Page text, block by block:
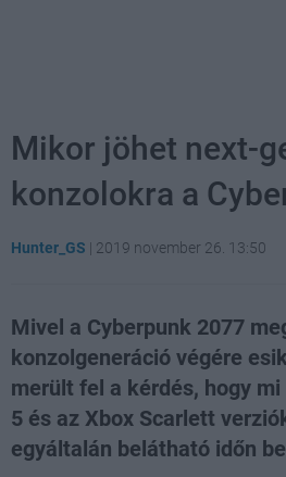
Mikor jöhet next-
konzolokra a
Hunter_GS | 2019 november 26. 13:50
Mivel a Cyberpunk 2077
konzolgeneráció végére
merült fel a kérdés, hogy
5 és az Xbox Scarlett
egyáltalán belátható időn